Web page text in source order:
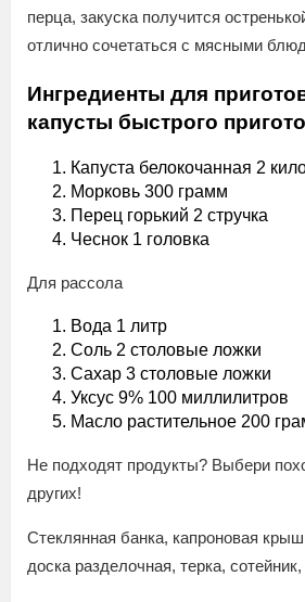
перца, закуска получится
отлично сочетаться с мясными
Ингредиенты для
капусты быстрого
Капуста белокочанная 2
Морковь 300 грамм
Перец горький 2 стручка
Чеснок 1 головка
Для рассола
Вода 1 литр
Соль 2 столовые ложки
Сахар 3 столовые ложки
Уксус 9% 100 миллилитров
Масло растительное 200
Не подходят продукты? Выбери
других!
Стеклянная банка, капроновая
доска разделочная, терка, сотейник,